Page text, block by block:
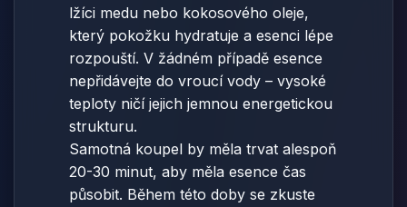
lžíci medu nebo kokosového oleje,
který pokožku hydratuje a esenci lépe
rozpouští. V žádném případě esence
nepřidávejte do vroucí vody – vysoké
teploty ničí jejich jemnou energetickou
strukturu.
Samotná koupel by měla trvat alespoň
20-30 minut, aby měla esence čas
působit. Během této doby se zkuste